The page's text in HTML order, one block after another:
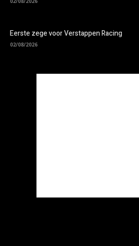
Eerste zege voor Verstappen Racing
02/08/2026